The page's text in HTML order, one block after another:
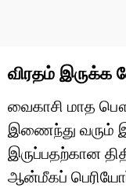
விரதம் இருக்க
வைகாசி மாத
இணைந்து வரும்
இருப்பதற்கான
ஆன்மீகப்